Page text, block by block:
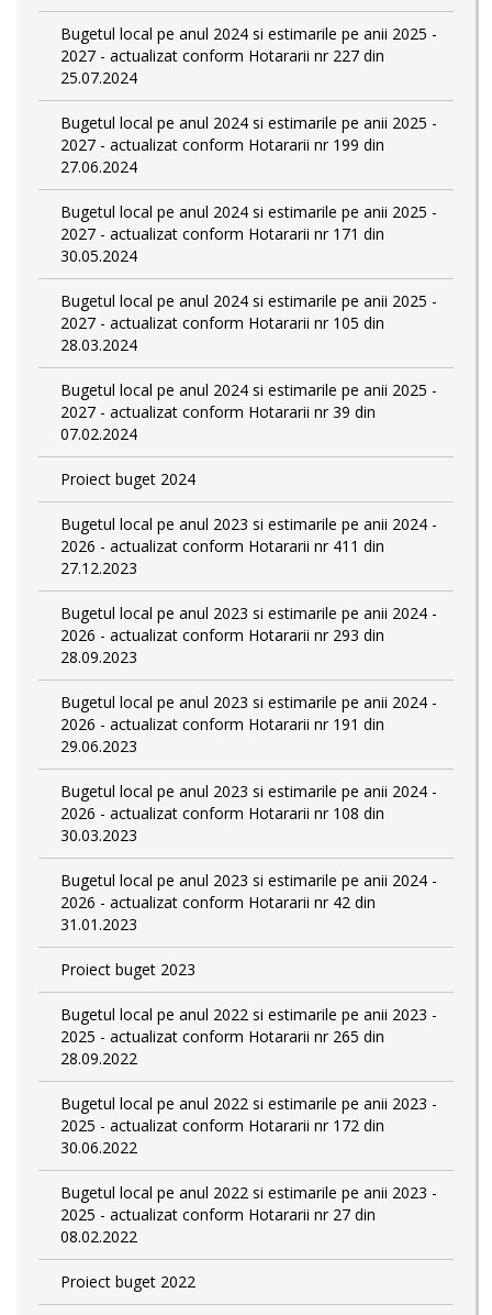
Bugetul local pe anul 2024 si estimarile pe anii 2025 -
2027 - actualizat conform Hotararii nr 227 din
25.07.2024
Bugetul local pe anul 2024 si estimarile pe anii 2025 -
2027 - actualizat conform Hotararii nr 199 din
27.06.2024
Bugetul local pe anul 2024 si estimarile pe anii 2025 -
2027 - actualizat conform Hotararii nr 171 din
30.05.2024
Bugetul local pe anul 2024 si estimarile pe anii 2025 -
2027 - actualizat conform Hotararii nr 105 din
28.03.2024
Bugetul local pe anul 2024 si estimarile pe anii 2025 -
2027 - actualizat conform Hotararii nr 39 din
07.02.2024
Proiect buget 2024
Bugetul local pe anul 2023 si estimarile pe anii 2024 -
2026 - actualizat conform Hotararii nr 411 din
27.12.2023
Bugetul local pe anul 2023 si estimarile pe anii 2024 -
2026 - actualizat conform Hotararii nr 293 din
28.09.2023
Bugetul local pe anul 2023 si estimarile pe anii 2024 -
2026 - actualizat conform Hotararii nr 191 din
29.06.2023
Bugetul local pe anul 2023 si estimarile pe anii 2024 -
2026 - actualizat conform Hotararii nr 108 din
30.03.2023
Bugetul local pe anul 2023 si estimarile pe anii 2024 -
2026 - actualizat conform Hotararii nr 42 din
31.01.2023
Proiect buget 2023
Bugetul local pe anul 2022 si estimarile pe anii 2023 -
2025 - actualizat conform Hotararii nr 265 din
28.09.2022
Bugetul local pe anul 2022 si estimarile pe anii 2023 -
2025 - actualizat conform Hotararii nr 172 din
30.06.2022
Bugetul local pe anul 2022 si estimarile pe anii 2023 -
2025 - actualizat conform Hotararii nr 27 din
08.02.2022
Proiect buget 2022